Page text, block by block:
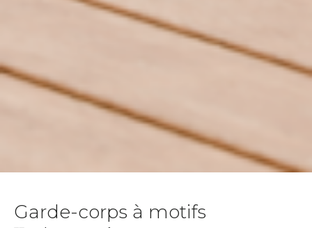
Garde-corps à motifs